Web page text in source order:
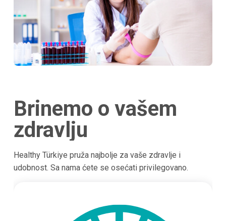
Brinemo o vašem
zdravlju
Healthy Türkiye pruža najbolje za vaše zdravlje i
udobnost. Sa nama ćete se osećati privilegovano.